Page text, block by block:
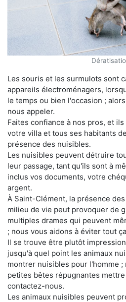
Les souris et les surmulots sont
appareils électroménagers,
le temps ou bien l'occasion ;
nous appeler.
Faites confiance à nos pros, et
votre villa et tous ses habitants
présence des nuisibles.
Les nuisibles peuvent détruire
leur passage, tant qu'ils sont à
inclus vos documents, votre
argent.
À Saint-Clément, la présence
milieu de vie peut provoquer de
multiples drames qui peuvent
; nous vous aidons à éviter tout
Il se trouve être plutôt
jusqu'à quel point les animaux
montrer nuisibles pour l'homme ;
petites bêtes répugnantes
contactez-nous.
Les animaux nuisibles peuvent